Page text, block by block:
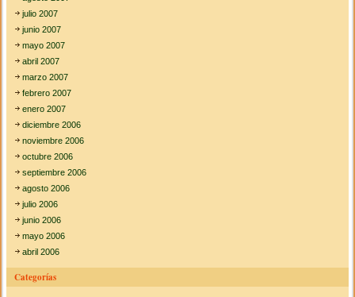
julio 2007
junio 2007
mayo 2007
abril 2007
marzo 2007
febrero 2007
enero 2007
diciembre 2006
noviembre 2006
octubre 2006
septiembre 2006
agosto 2006
julio 2006
junio 2006
mayo 2006
abril 2006
Categorías